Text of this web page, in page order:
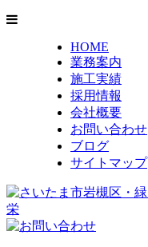
HOME
業務案内
施工実績
採用情報
会社概要
お問い合わせ
ブログ
サイトマップ